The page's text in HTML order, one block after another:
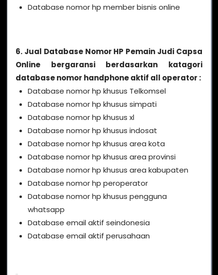
Database nomor hp member bisnis online
6. Jual Database Nomor HP Pemain Judi Capsa
Online bergaransi berdasarkan katagori
database nomor handphone aktif all operator :
Database nomor hp khusus Telkomsel
Database nomor hp khusus simpati
Database nomor hp khusus xl
Database nomor hp khusus indosat
Database nomor hp khusus area kota
Database nomor hp khusus area provinsi
Database nomor hp khusus area kabupaten
Database nomor hp peroperator
Database nomor hp khusus pengguna
whatsapp
Database email aktif seindonesia
Database email aktif perusahaan